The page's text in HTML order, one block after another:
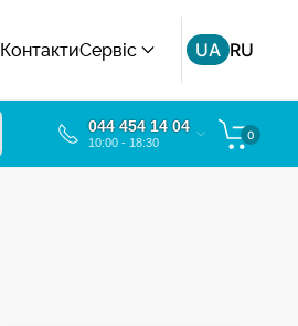
КонтактиСервіс UA RU
044 454 14 04
10:00 - 18:30
0